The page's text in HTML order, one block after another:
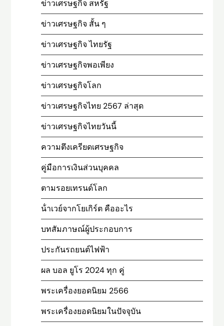
ข่าวเศรษฐกิจ สหรัฐ
ข่าวเศรษฐกิจ สั้น ๆ
ข่าวเศรษฐกิจ ไทยรัฐ
ข่าวเศรษฐกิจพอเพียง
ข่าวเศรษฐกิจโลก
ข่าวเศรษฐกิจไทย 2567 ล่าสุด
ข่าวเศรษฐกิจไทยวันนี้
ความตึงเครียดเศรษฐกิจ
คู่มือการเงินส่วนบุคคล
ตามรอยเทรนด์โลก
น้ําเวย์จากโยเกิร์ต คืออะไร
บทสัมภาษณ์ผู้ประกอบการ
ประกันรถยนต์ไฟฟ้า
ผล บอล ยูโร 2024 ทุก คู่
พระเครื่องยอดนิยม 2566
พระเครื่องยอดนิยมในปัจจุบัน